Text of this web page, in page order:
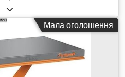
вертикальна фасувально-
сталі, ширина
регульована температура
наразі
набором діаметром 95 мм,
Eidos Swing, 1-фазне
Мала оголошення